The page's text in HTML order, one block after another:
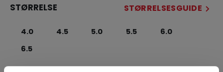
STØRRELSE STØRRELSESGUIDE
4.0 4.5 5.0 5.5
6.0
6.5